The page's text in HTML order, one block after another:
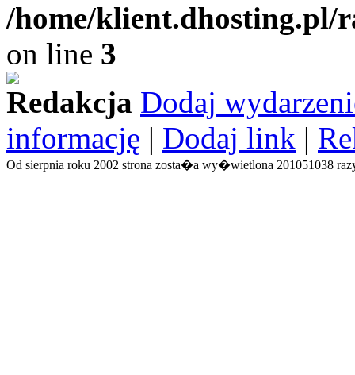
/home/
on line 3
Redakcja Dodaj
informację | Dodaj link |
Od sierpnia roku 2002 strona zosta�a wy�wietlona 201051038